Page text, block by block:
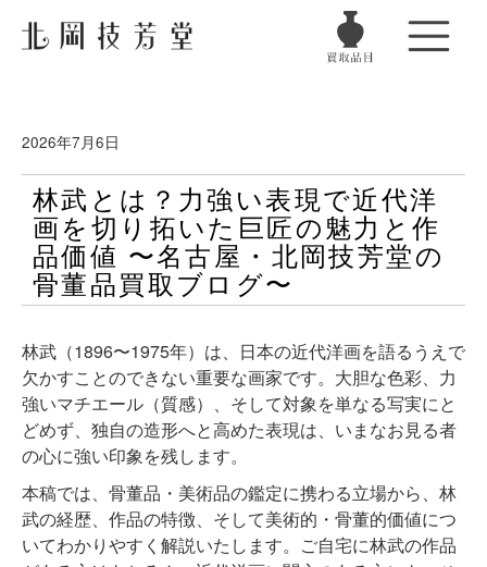
2026年7月6日
林武とは？力強い表現で近代洋
画を切り拓いた巨匠の魅力と作
品価値 〜名古屋・北岡技芳堂の
骨董品買取ブログ〜
林武（1896〜1975年）は、日本の近代洋画を語るうえで
欠かすことのできない重要な画家です。大胆な色彩、力
強いマチエール（質感）、そして対象を単なる写実にと
どめず、独自の造形へと高めた表現は、いまなお見る者
の心に強い印象を残します。
本稿では、骨董品・美術品の鑑定に携わる立場から、林
武の経歴、作品の特徴、そして美術的・骨董的価値につ
いてわかりやすく解説いたします。ご自宅に林武の作品